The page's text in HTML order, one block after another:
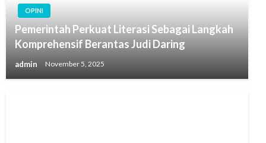
OPINI
Pemerintah Perkuat Literasi Sebagai Langkah
Komprehensif Berantas Judi Daring
admin November 5, 2025